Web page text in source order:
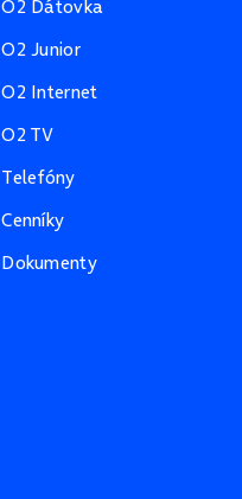
O2 Dátovka
O2 Junior
O2 Internet
O2 TV
Telefóny
Cenníky
Dokumenty